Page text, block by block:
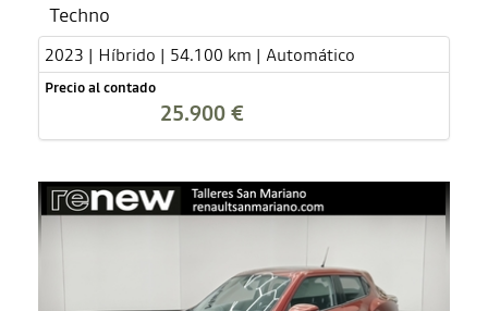
Techno
2023 | Híbrido | 54.100 km | Automático
Precio al contado
25.900 €